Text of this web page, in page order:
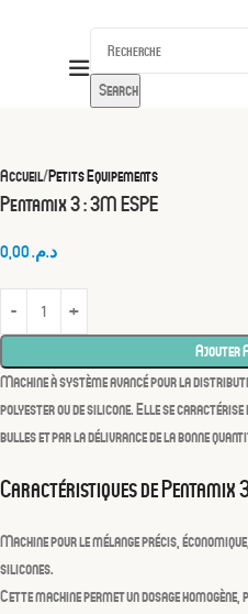
Search
Accueil Petits Equipements
Pentamix 3 : 3M ESPE
د.م.
Ajouter
Machine à système avancé pour la
polyester ou de silicone. Elle se caractérise
bulles et par la délivrance de la bonne
Caractéristiques de Pentamix
Machine pour lemélangeprécis,
silicones.
Cette machine permet undosage homogène,